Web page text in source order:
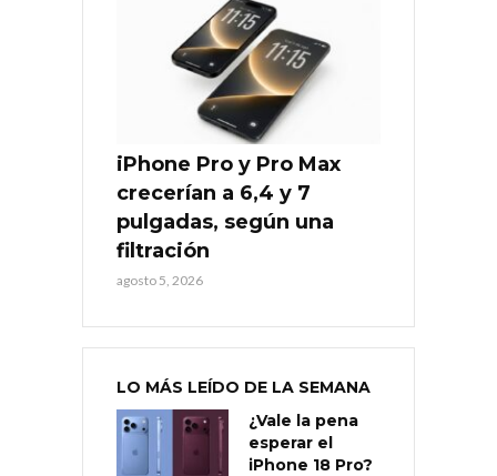
iPhone Pro y Pro Max
crecerían a 6,4 y 7
pulgadas, según una
filtración
agosto 5, 2026
LO MÁS LEÍDO DE LA SEMANA
¿Vale la pena
esperar el
iPhone 18 Pro?